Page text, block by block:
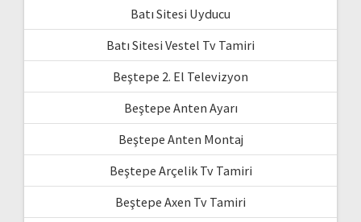
Batı Sitesi Uyducu
Batı Sitesi Vestel Tv Tamiri
Beştepe 2. El Televizyon
Beştepe Anten Ayarı
Beştepe Anten Montaj
Beştepe Arçelik Tv Tamiri
Beştepe Axen Tv Tamiri